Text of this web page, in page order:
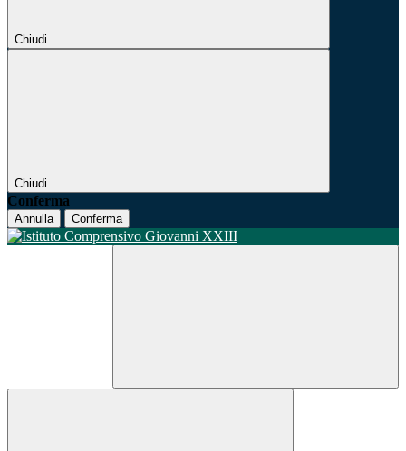
Chiudi
Chiudi
Conferma
Annulla Conferma